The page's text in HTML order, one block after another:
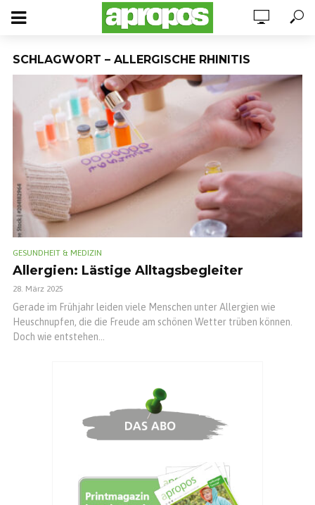
SCHLAGWORT – ALLERGISCHE RHINITIS
GESUNDHEIT & MEDIZIN
Allergien: Lästige Alltagsbegleiter
28. März 2025
Gerade im Frühjahr leiden viele Menschen unter Allergien wie
Heuschnupfen, die die Freude am schönen Wetter trüben können.
Doch wie entstehen...